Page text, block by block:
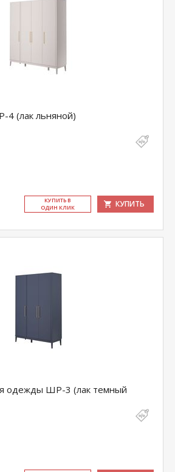
(лак льняной)
КУ­ПИТЬ В
ОДИН КЛИК
КУПИТЬ
ШР-3 (лак темный